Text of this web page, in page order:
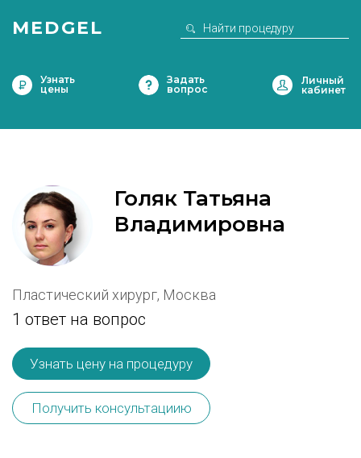
MEDGEL
Узнать
цены
Задать
вопрос
Голяк Татьяна
Владимировна
Пластический хирург, Москва
1 ответ на вопрос
Узнать цену на процедуру
Получить консультациию